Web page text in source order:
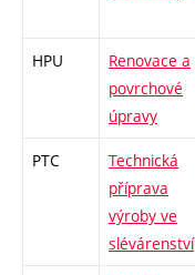
HPU
Renovace a
povrchové
úpravy
PTC
Technická
příprava
výroby ve
slévárenství